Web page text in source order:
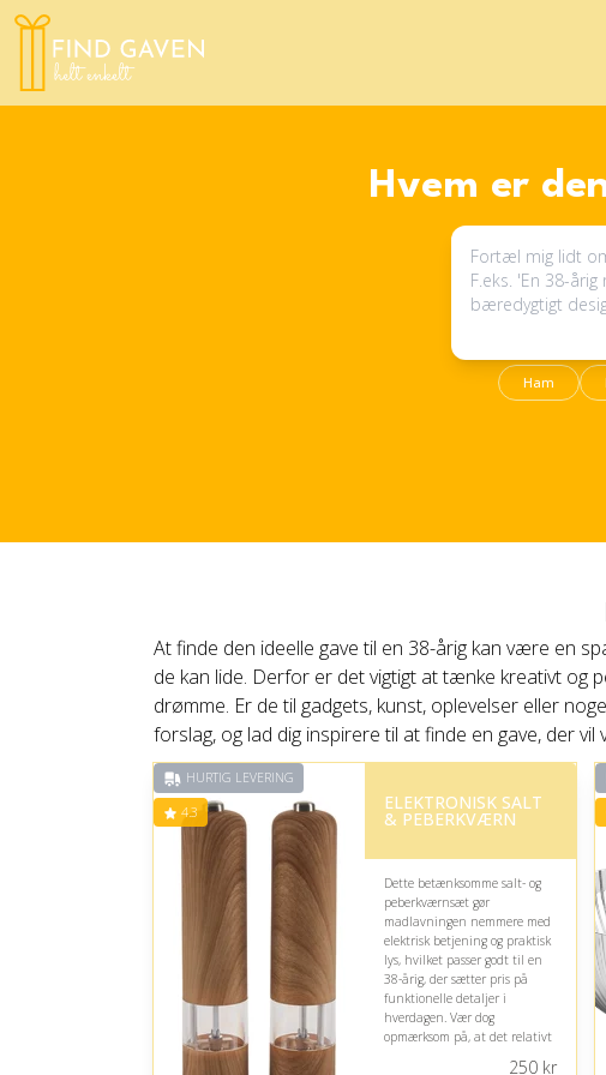
Hvem er
Ham
At finde den ideelle gave til en 38-årig kan være en
de kan lide. Derfor er det vigtigt at tænke kreativt og
drømme. Er de til gadgets, kunst, oplevelser eller
forslag, og lad dig inspirere til at finde en gave, der
HURTIG LEVERING
4.3 ELEKTRONISK SALT
& PEBERKVÆRN
Dette betænksomme salt- og
peberkværnsæt gør
madlavningen nemmere med
elektrisk betjening og praktisk
lys, hvilket passer godt til en
38-årig, der sætter pris på
funktionelle detaljer i
hverdagen. Vær dog
opmærksom på, at det relativt
250kr